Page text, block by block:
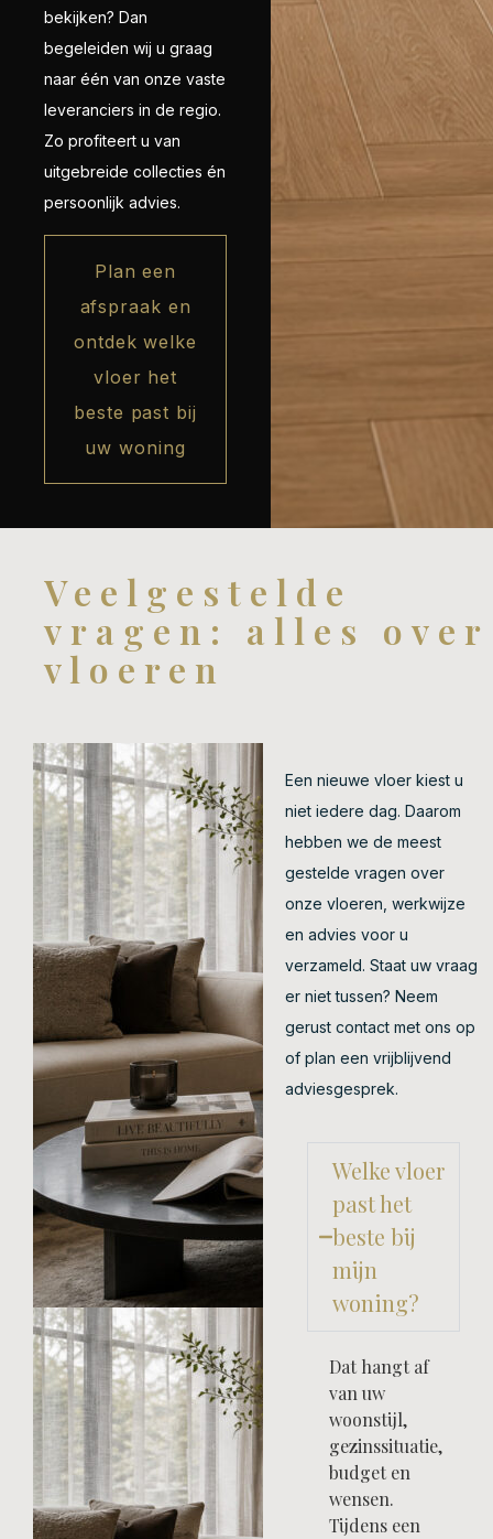
bekijken? Dan
begeleiden wij u graag
naar één van onze vaste
leveranciers in de regio.
Zo profiteert u van
uitgebreide collecties én
persoonlijk advies.
Plan een
afspraak en
ontdek welke
vloer het
beste past bij
uw woning
Veelgestelde
vragen: alles over
vloeren
Een nieuwe vloer kiest u
niet iedere dag. Daarom
hebben we de meest
gestelde vragen over
onze vloeren, werkwijze
en advies voor u
verzameld. Staat uw vraag
er niet tussen? Neem
gerust contact met ons op
of plan een vrijblijvend
adviesgesprek.
Welke vloer
past het
beste bij
mijn
woning?
Dat hangt af
van uw
woonstijl,
gezinssituatie,
budget en
wensen.
Tijdens een